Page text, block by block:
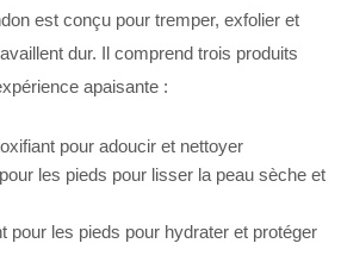
est conçu pour tremper, exfolier et
dur. Il comprend trois produits
apaisante :
pour adoucir et nettoyer
les pieds pour lisser la peau sèche et
pour les pieds pour hydrater et protéger